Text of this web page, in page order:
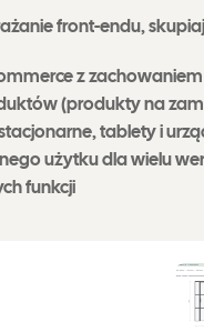
front-endu,
z
(produkty na
tablety i
użytku dla wielu
funkcji